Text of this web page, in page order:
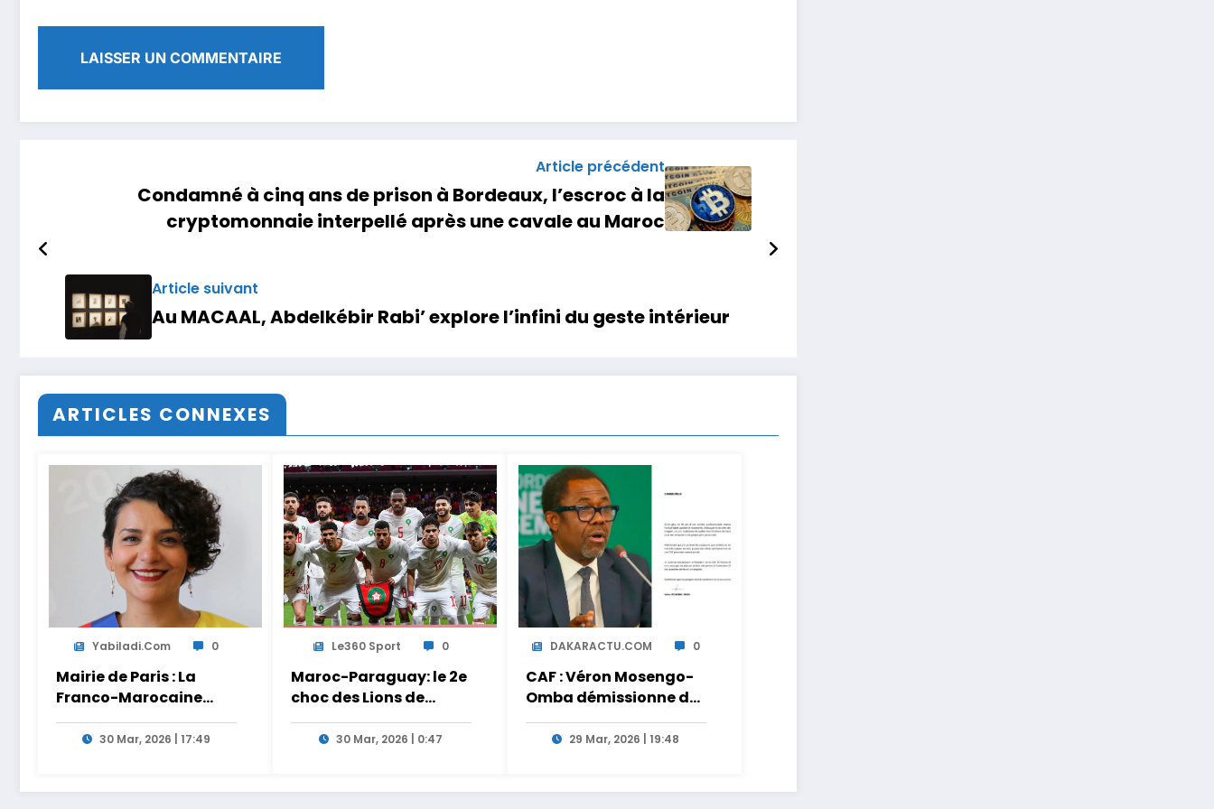
Article précédent
Condamné à cinq ans de prison à Bordeaux, l’escroc à la
cryptomonnaie interpellé après une cavale au Maroc
Article suivant
Au MACAAL, Abdelkébir Rabi’ explore l’infini du geste intérieur
ARTICLES CONNEXES
Yabiladi.com 0
Mairie de Paris : La
Franco-Marocaine
Lamia El Aaraje
nommée première
30 Mar, 2026 | 17:49
Le360 Sport 0
Maroc-Paraguay: le 2e
choc des Lions de
Ouahbi en direct sur
Arryadia30 Mar, 2026 | 0:47
DAKARACTU.COM 0
CAF : Véron Mosengo-
Omba démissionne de
son poste de Secrétaire
Général29 Mar, 2026 | 19:48